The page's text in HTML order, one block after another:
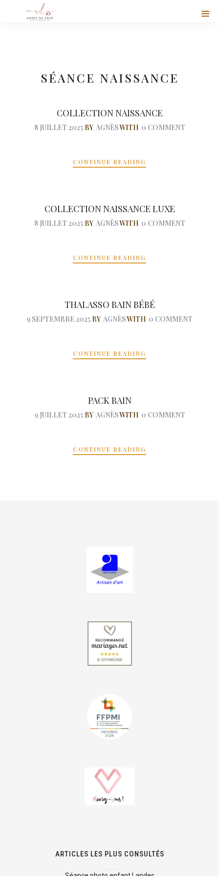
SÉANCE NAISSANCE
COLLECTION NAISSANCE
8 JUILLET 2025 BY AGNÈSWITH 0 COMMENT
CONTINUE READING
COLLECTION NAISSANCE LUXE
8 JUILLET 2025 BY AGNÈSWITH 0 COMMENT
CONTINUE READING
THALASSO BAIN BÉBÉ
9 SEPTEMBRE 2025 BY AGNÈSWITH 0 COMMENT
CONTINUE READING
PACK BAIN
9 JUILLET 2025 BY AGNÈSWITH 0 COMMENT
CONTINUE READING
ARTICLES LES PLUS CONSULTÉS